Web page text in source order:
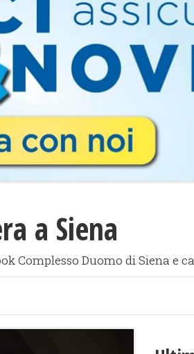
a Siena
Complesso Duomo di Siena e